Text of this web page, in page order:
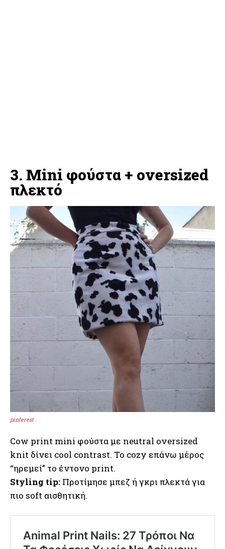
3. Mini φούστα + oversized
πλεκτό
pinterest
Cow print mini φούστα με neutral oversized
knit δίνει cool contrast. Το cozy επάνω μέρος
“ηρεμεί” το έντονο print.
Styling tip: Προτίμησε μπεζ ή γκρι πλεκτά για
πιο soft αισθητική.